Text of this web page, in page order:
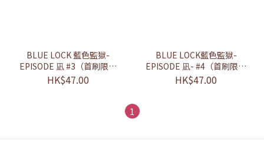
BLUE LOCK 藍色監獄-
EPISODE 凪 #3（首刷限定
版）
HK$47.00
BLUE LOCK藍色監獄-
EPISODE 凪- #4（首刷限定
版）
HK$47.00
1